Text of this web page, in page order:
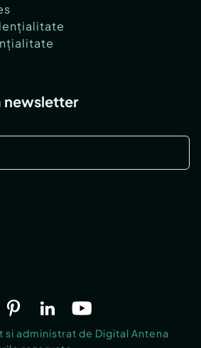
newsletter
administrat de Digital Antena